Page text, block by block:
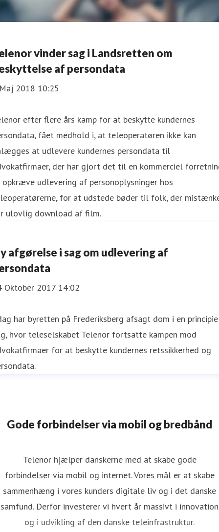
vinder sag i Landsretten om
af persondata
2018 10:25
efter flere års kamp for at beskytte kundernes
fået medhold i, at teleoperatøren ikke kan
at udlevere kundernes persondata til
der har gjort det til en kommerciel
udlevering af personoplysninger hos
for at udstede bøder til folk, der
ulovlig download af film.
afgørelse i sag om udlevering af
Oktober 2017 14:02
har byretten på Frederiksberg afsagt dom i en
hvor teleselskabet Telenor fortsatte kampen mod
for at beskytte kundernes retssikkerhed og
Gode forbindelser via mobil og bredbånd
Telenor hjælper danskerne med at skabe gode
forbindelser via mobil og internet. Vores mål er at skabe
sammenhæng i vores kunders digitale liv og i det danske
samfund. Derfor investerer vi hvert år massivt i innovation
og i udvikling af den danske teleinfrastruktur.